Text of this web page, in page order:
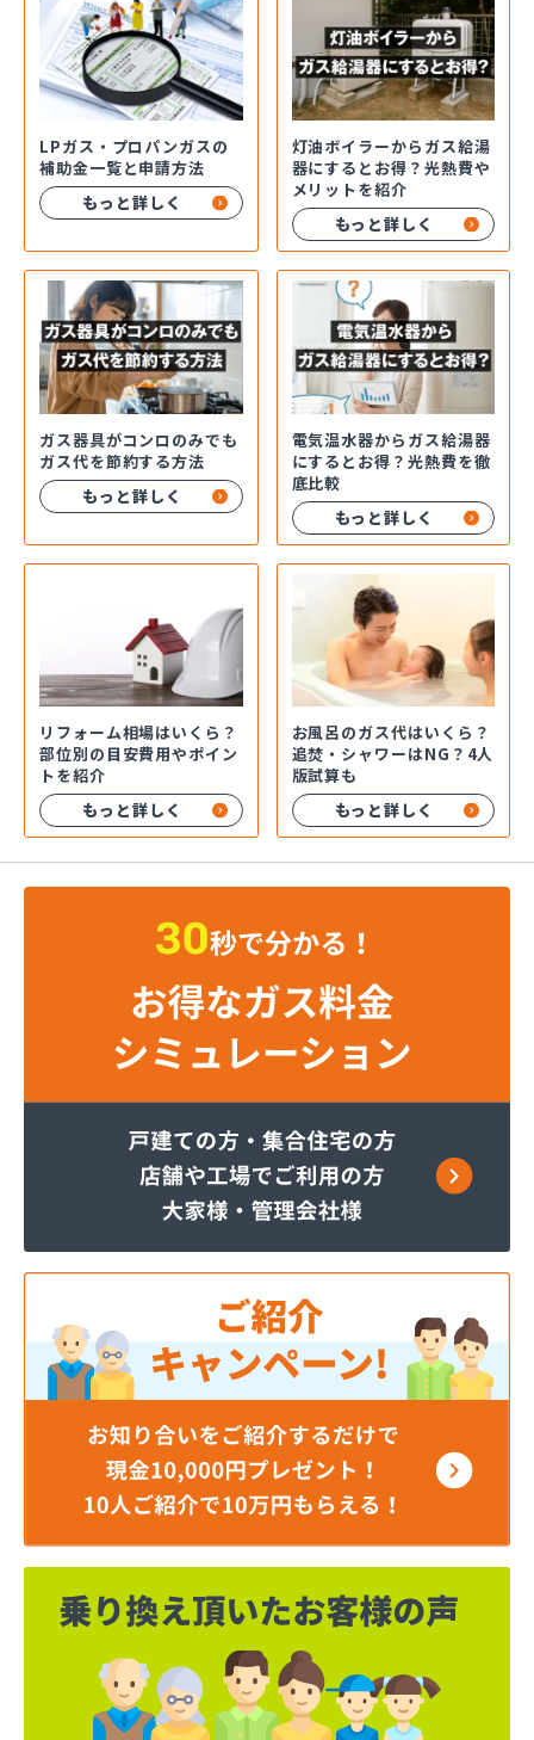
LPガス・プロパンガスの
補助金一覧と申請方法
もっと詳しく
灯油ボイラーからガス給湯
器にするとお得？光熱費や
メリットを紹介
もっと詳しく
ガス器具がコンロのみでも
ガス代を節約する方法
もっと詳しく
電気温水器からガス給湯器
にするとお得？光熱費を徹
底比較
もっと詳しく
リフォーム相場はいくら？
部位別の目安費用やポイン
トを紹介
もっと詳しく
お風呂のガス代はいくら？
追焚・シャワーはNG？4人
版試算も
もっと詳しく